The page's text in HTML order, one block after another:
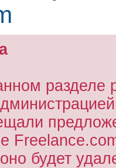
разделе
будет